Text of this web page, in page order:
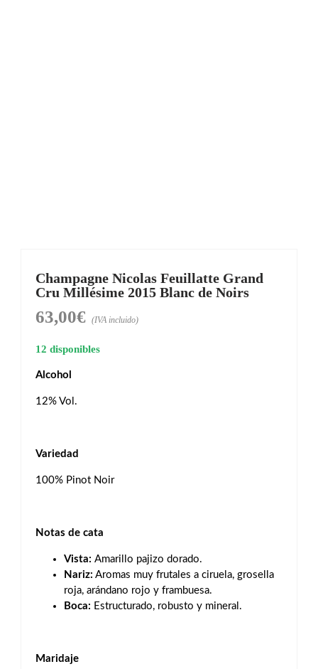
Champagne Nicolas Feuillatte Grand
Cru Millésime 2015 Blanc de Noirs
63,00€ (IVA incluido)
12 disponibles
Alcohol
12% Vol.
Variedad
100% Pinot Noir
Notas de cata
Vista: Amarillo pajizo dorado.
Nariz: Aromas muy frutales a ciruela, grosella
roja, arándano rojo y frambuesa.
Boca: Estructurado, robusto y mineral.
Maridaje